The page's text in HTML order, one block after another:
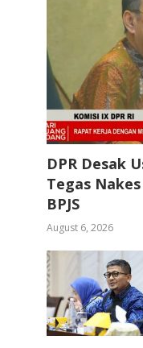
DPR Desak
Tegas
BPJS
August 6, 2026